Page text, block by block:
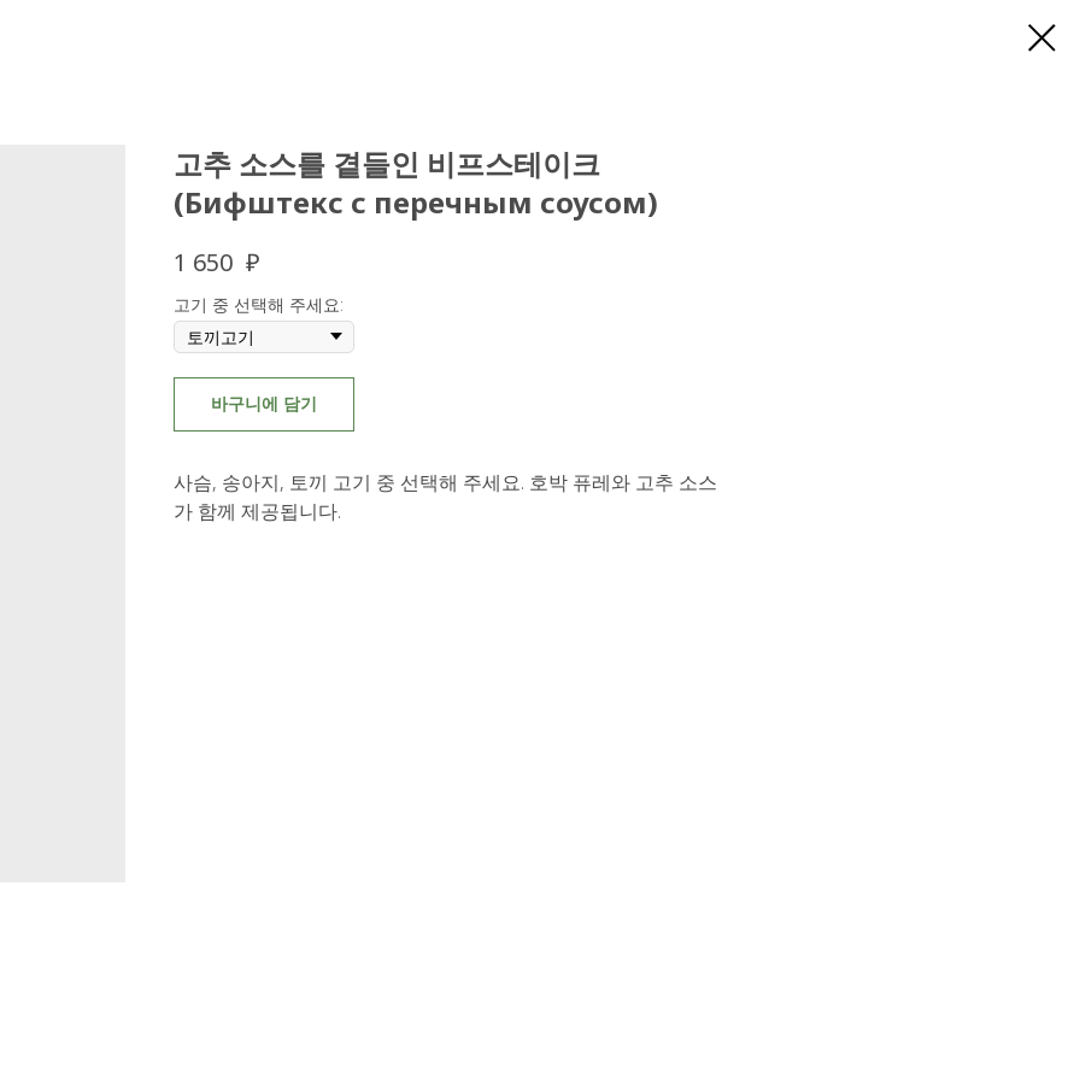
고추 소스를 곁들인 비프스테이크
(Бифштекс с перечным соусом)
1 650 ₽
고기 중 선택해 주세요:
바구니에 담기
사슴, 송아지, 토끼 고기 중 선택해 주세요. 호박 퓨레와 고추 소스
가 함께 제공됩니다.